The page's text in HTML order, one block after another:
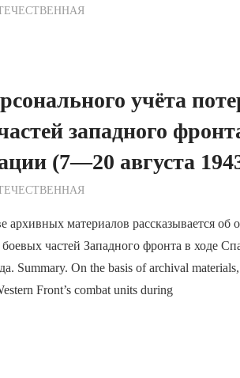
учёта
западного
(7—20 августа
архивных материалов рассказывается об
боевых частей Западного фронта в ходе
Summary. On the basis of archival
Front’s combat units during